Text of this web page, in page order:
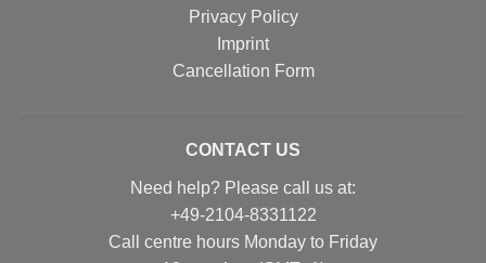
Privacy Policy
Imprint
Cancellation Form
CONTACT US
Need help? Please call us at:
+49-2104-8331122
Call centre hours Monday to Friday